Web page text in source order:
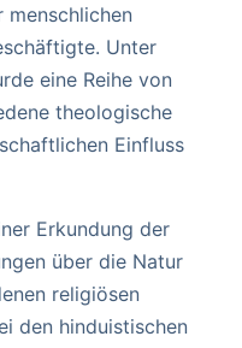
menschlichen
Unter
eine Reihe von
theologische
Einfluss
Erkundung der
über die Natur
religiösen
den hinduistischen